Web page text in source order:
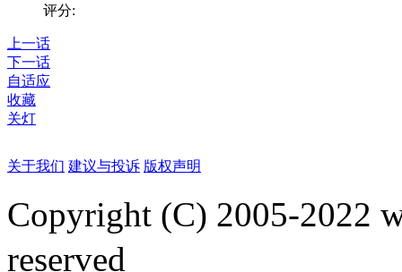
评分:
上一话
下一话
自适应
收藏
关灯
关于我们 建议与投诉 版权声明
Copyright (C) 2005-2022
reserved